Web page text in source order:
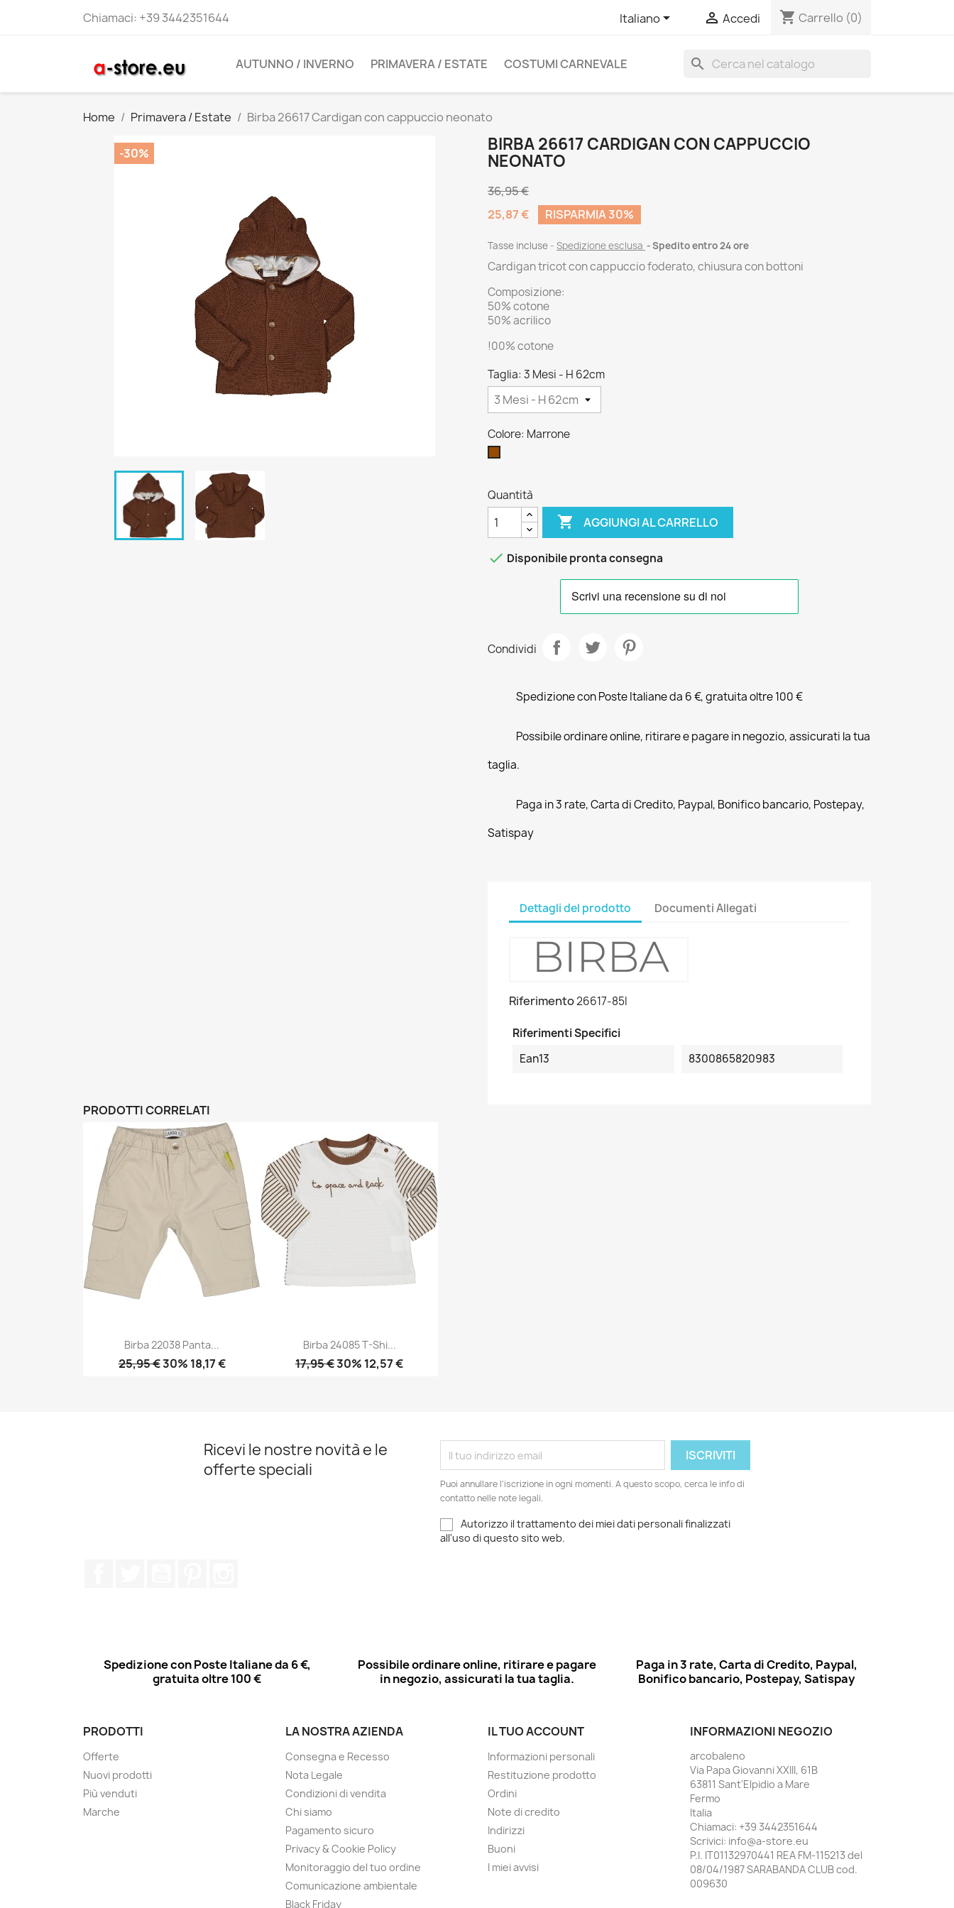
Chiamaci: +39 3442351644 Italiano  Accedi shopping_cart Carrello (0)
AUTUNNO / INVERNO PRIMAVERA / ESTATE COSTUMI CARNEVALE search
Home Primavera / Estate Birba 26617 Cardigan con cappuccio neonato
-30%
BIRBA 26617 CARDIGAN CON CAPPUCCIO
NEONATO
36,95 €
25,87 €
RISPARMIA 30%
Tasse incluse Spedizione esclusa Spedito entro 24 ore
Cardigan tricot con cappuccio foderato, chiusura con bottoni
Composizione:
50% cotone
50% acrilico
!00% cotone
Taglia: 3 Mesi - H 62cm
Colore: Marrone
Quantità
 AGGIUNGI AL CARRELLO
 Disponibile pronta consegna
Condividi
Spedizione con Poste Italiane da 6 €, gratuita oltre 100 €
Possibile ordinare online, ritirare e pagare in negozio, assicurati la tua
taglia.
Paga in 3 rate, Carta di Credito, Paypal, Bonifico bancario, Postepay,
Satispay
Dettagli del prodotto Documenti Allegati
Riferimento26617-85I
Riferimenti Specifici
Ean13
8300865820983
PRODOTTI CORRELATI
Birba 22038 Panta...
25,95 €30% 18,17 €
Birba 24085 T-Shi...
17,95 €30% 12,57 €
Ricevi le nostre novità e le
offerte speciali
Puoi annullare l'iscrizione in ogni momenti. A questo scopo, cerca le info di
contatto nelle note legali.
Autorizzo il trattamento dei miei dati personali finalizzati
all'uso di questo sito web.
Spedizione con Poste Italiane da 6 €,
gratuita oltre 100 €
Possibile ordinare online, ritirare e pagare
in negozio, assicurati la tua taglia.
Paga in 3 rate, Carta di Credito, Paypal,
Bonifico bancario, Postepay, Satispay
PRODOTTI
Offerte
Nuovi prodotti
Più venduti
Marche
LA NOSTRA AZIENDA
Consegna e Recesso
Nota Legale
Condizioni di vendita
Chi siamo
Pagamento sicuro
Privacy & Cookie Policy
Monitoraggio del tuo ordine
Comunicazione ambientale
Black Friday
IL TUO ACCOUNT
Informazioni personali
Restituzione prodotto
Ordini
Note di credito
Indirizzi
Buoni
I miei avvisi
INFORMAZIONI NEGOZIO
arcobaleno
Via Papa Giovanni XXIII, 61B
63811 Sant'Elpidio a Mare
Fermo
Italia
Chiamaci: +39 3442351644
Scrivici: info@a-store.eu
P.I. IT01132970441 REA FM-115213 del
08/04/1987 SARABANDA CLUB cod.
009630